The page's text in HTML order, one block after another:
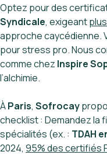
Optez pour des
Syndicale, exigeant
approche caycédienne.
pour stress pro. Nous
comme chez Inspire
l’alchimie.
ÀParis, Sofrocay
checklist : Demandez la
spécialités (ex. : TDAH
2024, 95% des certifiés